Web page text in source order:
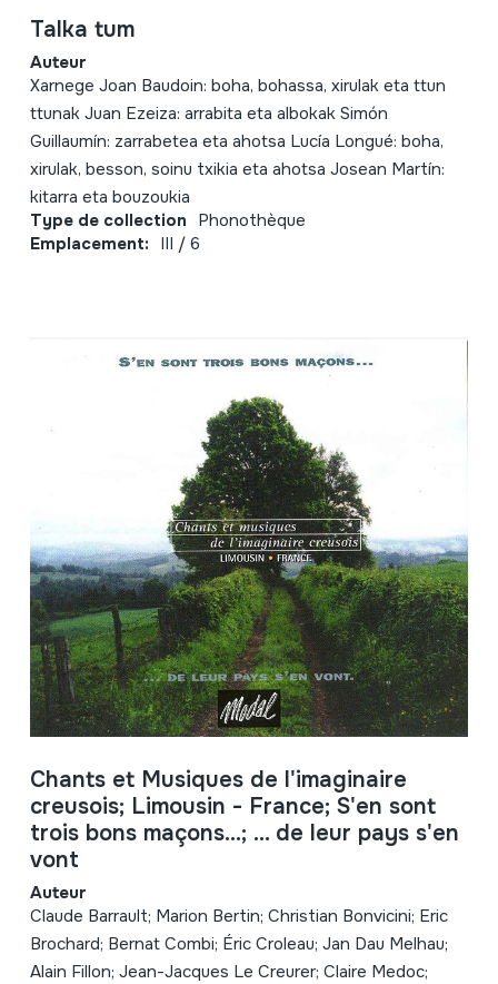
Talka tum
Auteur
Xarnege Joan Baudoin: boha, bohassa, xirulak eta ttun
ttunak Juan Ezeiza: arrabita eta albokak Simón
Guillaumín: zarrabetea eta ahotsa Lucía Longué: boha,
xirulak, besson, soinu txikia eta ahotsa Josean Martín:
kitarra eta bouzoukia
Type de collection Phonothèque
Emplacement: III / 6
Chants et Musiques de l'imaginaire
creusois; Limousin - France; S'en sont
trois bons maçons...; ... de leur pays s'en
vont
Auteur
Claude Barrault; Marion Bertin; Christian Bonvicini; Eric
Brochard; Bernat Combi; Éric Croleau; Jan Dau Melhau;
Alain Fillon; Jean-Jacques Le Creurer; Claire Medoc;